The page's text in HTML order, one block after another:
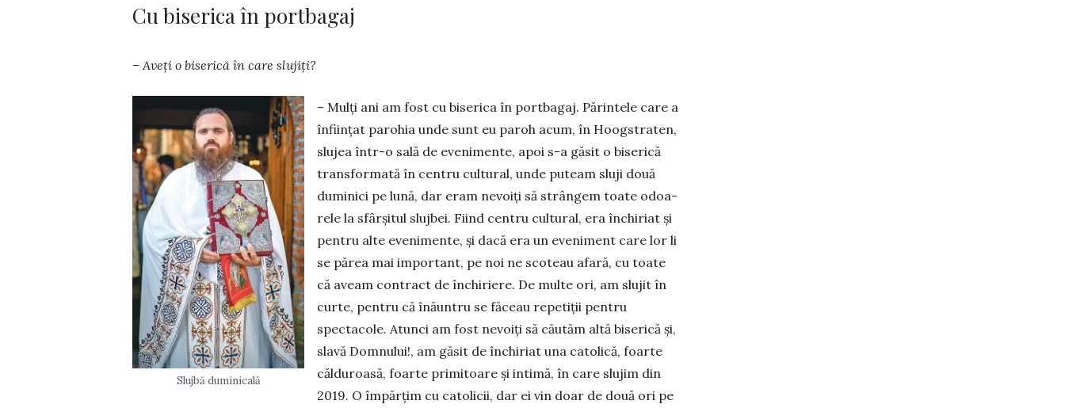
Cu biserica în portbagaj
– Aveți o biserică în care slujiți?
Slujbă duminicală
– Mulți ani am fost cu bi­se­rica în portbagaj. Părintele care a
înființat parohia unde sunt eu paroh acum, în Hoog­straten,
slujea într-o sală de eve­ni­men­te, apoi s-a găsit o bi­serică
trans­for­mată în cen­tru cultural, unde puteam sluji do­uă
duminici pe lună, dar eram nevoiți să strân­gem toate odoa­
rele la sfâr­șitul slujbei. Fiind centru cultural, era în­chi­­riat și
pentru alte eveni­men­te, și dacă era un eve­ni­ment care lor li
se părea mai im­portant, pe noi ne sco­teau afa­ră, cu toate
că aveam con­tract de închi­riere. De multe ori, am slujit în
curte, pentru că înă­un­tru se făceau repetiții pentru
spectacole. Atunci am fost nevoiți să cău­tăm altă bi­serică și,
slavă Dom­nului!, am găsit de închi­riat una catolică, foarte
căl­du­roasă, foarte pri­mi­toare și inti­mă, în care slu­jim din
2019. O împărțim cu catolicii, dar ei vin doar de două ori pe